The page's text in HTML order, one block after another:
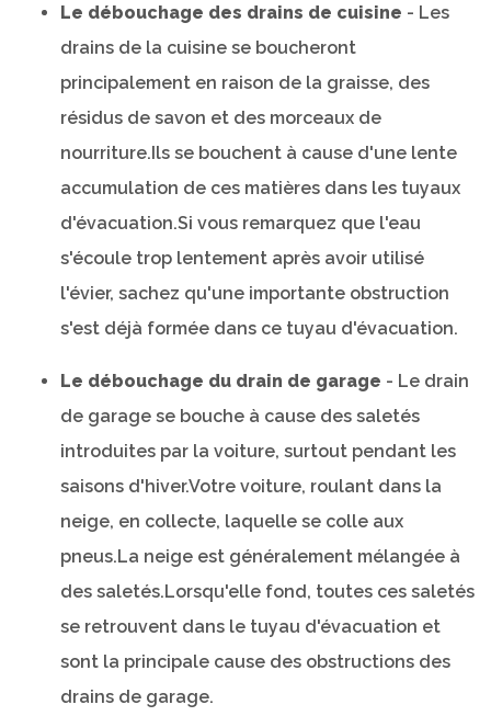
Le débouchage des drains de cuisine - Les
drains de la cuisine se boucheront
principalement en raison de la graisse, des
résidus de savon et des morceaux de
nourriture.Ils se bouchent à cause d'une lente
accumulation de ces matières dans les tuyaux
d'évacuation.Si vous remarquez que l'eau
s'écoule trop lentement après avoir utilisé
l'évier, sachez qu'une importante obstruction
s'est déjà formée dans ce tuyau d'évacuation.
Le débouchage du drain de garage - Le drain
de garage se bouche à cause des saletés
introduites par la voiture, surtout pendant les
saisons d'hiver.Votre voiture, roulant dans la
neige, en collecte, laquelle se colle aux
pneus.La neige est généralement mélangée à
des saletés.Lorsqu'elle fond, toutes ces saletés
se retrouvent dans le tuyau d'évacuation et
sont la principale cause des obstructions des
drains de garage.